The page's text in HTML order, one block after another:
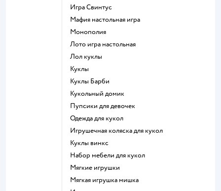
Игра Свинтус
Мафия настольная игра
Монополия
Лото игра настольная
Лол куклы
Куклы
Куклы Барби
Кукольный домик
Пупсики для девочек
Одежда для кукол
Игрушечная коляска для кукол
Куклы винкс
Набор мебели для кукол
Мягкие игрушки
Мягкая игрушка мишка